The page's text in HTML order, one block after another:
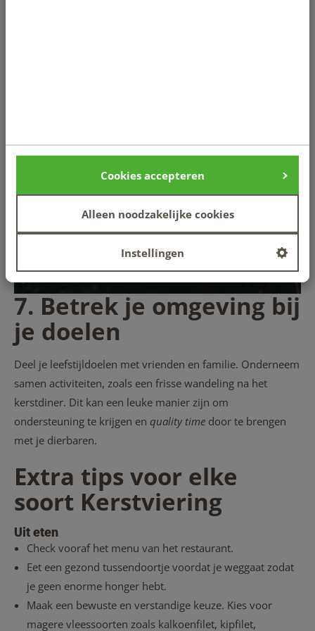
Cookies accepteren
Alleen noodzakelijke cookies
Instellingen
7. Betrek je omgeving bij
je doelen
Deel je leefstijldoelen met vrienden en familie. Onderneem
samen activiteiten, zoals een frisse wandeling na het
kerstdiner. Dit kan een leuke manier zijn om
ondersteuning te krijgen en quality time door te brengen
met je dierbaren.
Extra tips voor elke
soort Kerstviering
Uit eten
Check vooraf het menu van het restaurant.
Eet een gezond tussendoortje voordat je weggaat zodat
je geen enorme honger hebt.
Maak een bewuste en verstandige keuze. Kies voor
magere vleessoorten zoals kalkoenfilet, kipfilet,